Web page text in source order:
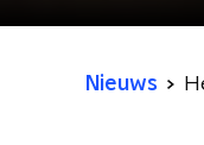
Nieuws